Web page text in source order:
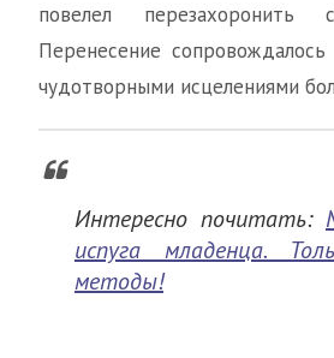
повелел перезахоронить
Перенесение сопровождалось
чудотворными исцелениями
Интересно почитать:
испуга младенца.
методы!